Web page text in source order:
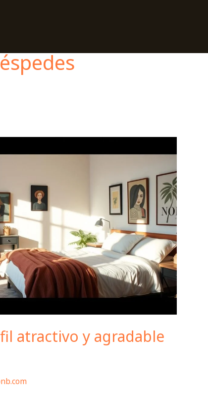
atractivo y agradable